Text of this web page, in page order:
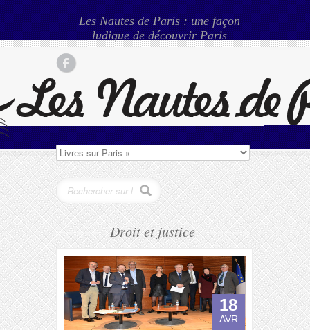
Les Nautes de Paris : une façon
ludique de découvrir Paris
Droit et justice
18
AVR